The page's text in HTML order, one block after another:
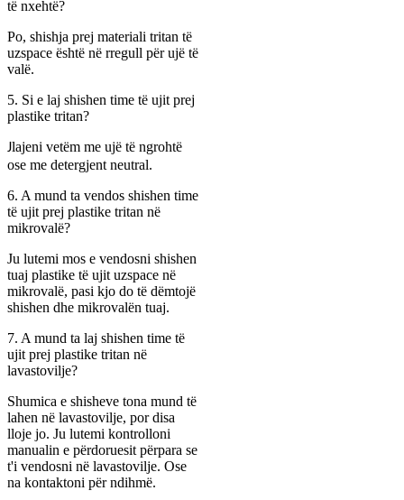
të nxehtë?
Po, shishja prej materiali tritan të
uzspace është në rregull për ujë të
valë.
5. Si e laj shishen time të ujit prej
plastike tritan?
Jlajeni vetëm me ujë të ngrohtë
ose me detergjent neutral.
6. A mund ta vendos shishen time
të ujit prej plastike tritan në
mikrovalë?
Ju lutemi mos e vendosni shishen
tuaj plastike të ujit uzspace në
mikrovalë, pasi kjo do të dëmtojë
shishen dhe mikrovalën tuaj.
7. A mund ta laj shishen time të
ujit prej plastike tritan në
lavastovilje?
Shumica e shisheve tona mund të
lahen në lavastovilje, por disa
lloje jo. Ju lutemi kontrolloni
manualin e përdoruesit përpara se
t'i vendosni në lavastovilje. Ose
na kontaktoni për ndihmë.